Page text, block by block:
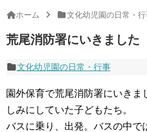
ホーム 文化幼児園の日常・行
荒尾消防署にいきました
文化幼児園の日常・行事
園外保育で荒尾消防署にいきま
しみにしていた子どもたち。
バスに乗り、出発。バスの中で